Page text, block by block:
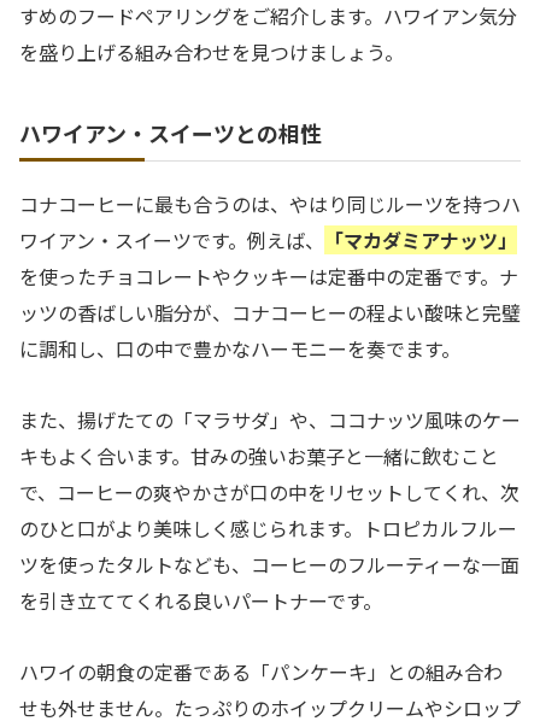
すめのフードペアリングをご紹介します。ハワイアン気分
を盛り上げる組み合わせを見つけましょう。
ハワイアン・スイーツとの相性
コナコーヒーに最も合うのは、やはり同じルーツを持つハ
ワイアン・スイーツです。例えば、
「マカダミアナッツ」
を使ったチョコレートやクッキーは定番中の定番です。ナ
ッツの香ばしい脂分が、コナコーヒーの程よい酸味と完璧
に調和し、口の中で豊かなハーモニーを奏でます。
また、揚げたての「マラサダ」や、ココナッツ風味のケー
キもよく合います。甘みの強いお菓子と一緒に飲むこと
で、コーヒーの爽やかさが口の中をリセットしてくれ、次
のひと口がより美味しく感じられます。トロピカルフルー
ツを使ったタルトなども、コーヒーのフルーティーな一面
を引き立ててくれる良いパートナーです。
ハワイの朝食の定番である「パンケーキ」との組み合わ
せも外せません。たっぷりのホイップクリームやシロップ